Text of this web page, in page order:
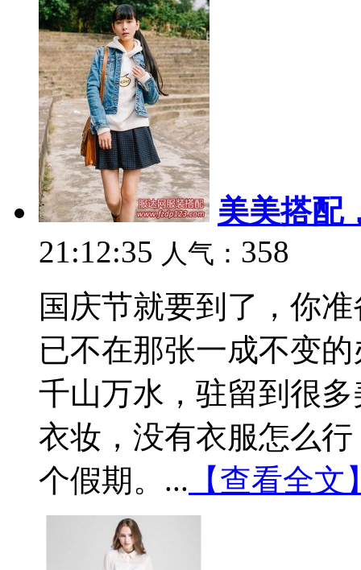
美美搭配
21:12:35 人气： 358
国庆节就要到了，你
已不在那张一成不变
千山万水，驻留到很
衣妆，没有衣服怎么
个假期。... 【查看全文